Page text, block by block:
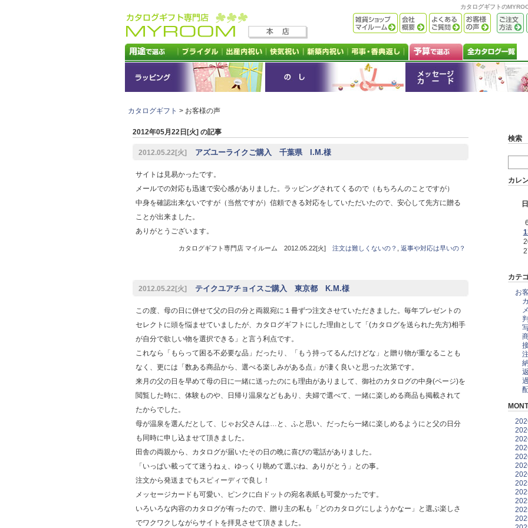
カタログギフトの
カタログギフト > お客様の声
2012年05月22日[火] の記事
2012.05.22[火] アズユーライクご購入 千葉県 I.M.様
サイトは見易かったです。
メールでの対応も迅速で安心感がありました。ラッピングされてくるので（もちろんのことですが）
中身を確認出来ないですが（当然ですが）信頼できる対応をしていただいたので、安心して先方に贈る
ことが出来ました。
ありがとうございます。
カタログギフト専門店 マイルーム 2012.05.22[火] 注文は難しくないの？ 返事や対応は早いの？
2012.05.22[火] テイクユアチョイスご購入 東京都 K.M.様
この度、母の日に併せて父の日の分と両親宛に１冊ずつ注文させていただきました。毎年プレゼントの
セレクトに頭を悩ませていましたが、カタログギフトにした理由として「(カタログを送られた先方)相手
が自分で欲しい物を選択できる」と言う利点です。
これなら「もらって困る不必要な品」だったり、「もう持ってるんだけどな」と贈り物が重なることも
なく、更には「数ある商品から、選べる楽しみがある点」が凄く良いと思った次第です。
来月の父の日を早めて母の日に一緒に送ったのにも理由がありまして、御社のカタログの中身(ページ)を
閲覧した時に、体験ものや、日帰り温泉などもあり、夫婦で選べて、一緒に楽しめる商品も掲載されて
たからでした。
母が温泉を選んだとして、じゃお父さんは…と、ふと思い、だったら一緒に楽しめるようにと父の日分
も同時に申し込ませて頂きました。
田舎の両親から、カタログが届いたその日の晩に喜びの電話がありました。
「いっぱい載ってて迷うねぇ、ゆっくり眺めて選ぶね、ありがとう」との事。
注文から発送までもスピィーディで良し！
メッセージカードも可愛い、ピンクに白ドットの宛名表紙も可愛かったです。
いろいろな内容のカタログが有ったので、贈り主の私も「どのカタログにしようかなー」と選ぶ楽しさ
でワクワクしながらサイトを拝見させて頂きました。
検索
カレ
日
カテ
お